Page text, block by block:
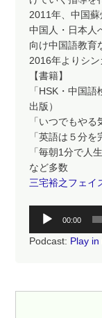
2011年、中国蘇
中国人・日本人
向け中国語教育
2016年よりシン
【書籍】
「HSK・中国
出版）
「いつでもや
「英語は５分
「毎朝1分で人
など多数
三宅裕之フェイ
プ
ヤ
00:00
Podcast: Play